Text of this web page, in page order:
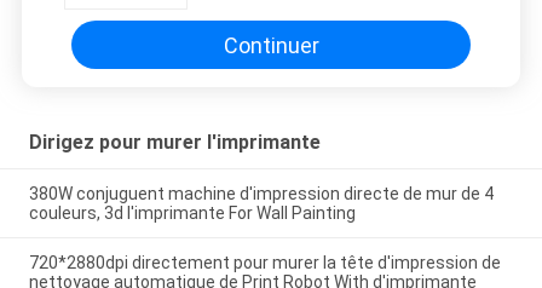
Continuer
Dirigez pour murer l'imprimante
380W conjuguent machine d'impression directe de mur de 4
couleurs, 3d l'imprimante For Wall Painting
720*2880dpi directement pour murer la tête d'impression de
nettoyage automatique de Print Robot With d'imprimante